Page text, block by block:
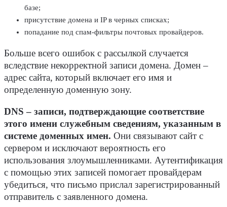
базе;
присутствие домена и IP в черных списках;
попадание под спам-фильтры почтовых провайдеров.
Больше всего ошибок с рассылкой случается
вследствие некорректной записи домена. Домен –
адрес сайта, который включает его имя и
определенную доменную зону.
DNS – записи, подтверждающие соответствие
этого имени служебным сведениям, указанным в
системе доменных имен. Они связывают сайт с
сервером и исключают вероятность его
использования злоумышленниками. Аутентификация
с помощью этих записей помогает провайдерам
убедиться, что письмо прислал зарегистрированный
отправитель с заявленного домена.